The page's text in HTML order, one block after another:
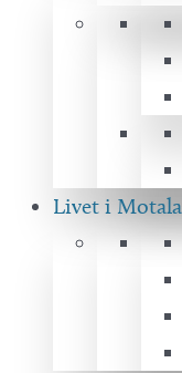
Livet i Motala